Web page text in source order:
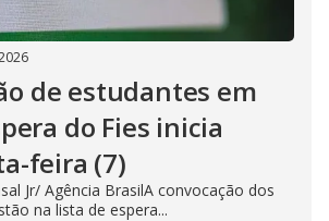
de estudantes em
do Fies inicia
feira (7)
Jr/ Agência BrasilA convocação dos
na lista de espera...